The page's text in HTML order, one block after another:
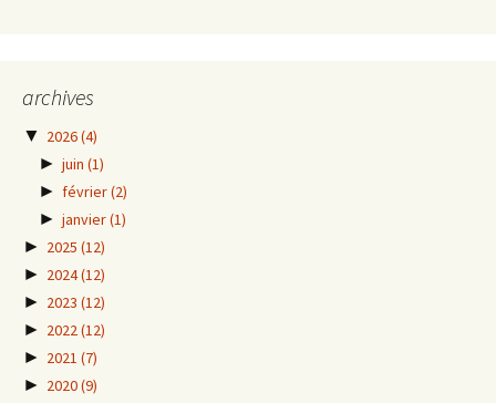
archives
▼ 2026(4)
► juin (1)
► février(2)
► janvier(1)
► 2025 (12)
► 2024(12)
► 2023 (12)
► 2022(12)
► 2021 (7)
► 2020(9)